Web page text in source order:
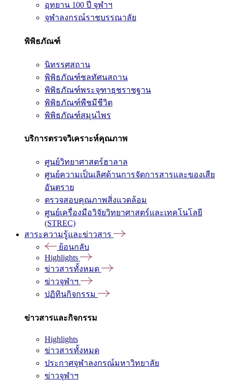
อุทยาน 100 ปี จุฬาฯ
จุฬาลงกรณ์ราชบรรณาลัย
พิพิธภัณฑ์
นิทรรศสถาน
พิพิธภัณฑ์ชลทัศนสถาน
พิพิธภัณฑ์พระจุฑาธุชราชฐาน
พิพิธภัณฑ์พืชมีชีวิต
พิพิธภัณฑ์สมุนไพร
บริการตรวจวิเคราะห์คุณภาพ
ศูนย์วิทยาศาสตร์ฮาลาล
ศูนย์ความเป็นเลิศด้านการจัดการสารและของเสีย
อันตราย
ตรวจสอบคุณภาพสิ่งแวดล้อม
ศูนย์เครื่องมือวิจัยวิทยาศาสตร์และเทคโนโลยี
(STREC)
สาระความรู้และข่าวสาร
ย้อนกลับ
Highlights
ข่าวสารทั้งหมด
ข่าวจุฬาฯ
ปฏิทินกิจกรรม
ข่าวสารและกิจกรรม
Highlights
ข่าวสารทั้งหมด
ประกาศจุฬาลงกรณ์มหาวิทยาลัย
ข่าวจุฬาฯ